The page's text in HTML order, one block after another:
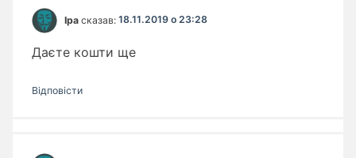
Іра сказав: 18.11.2019 о 23:28
Даєте кошти ще
Відповіcти